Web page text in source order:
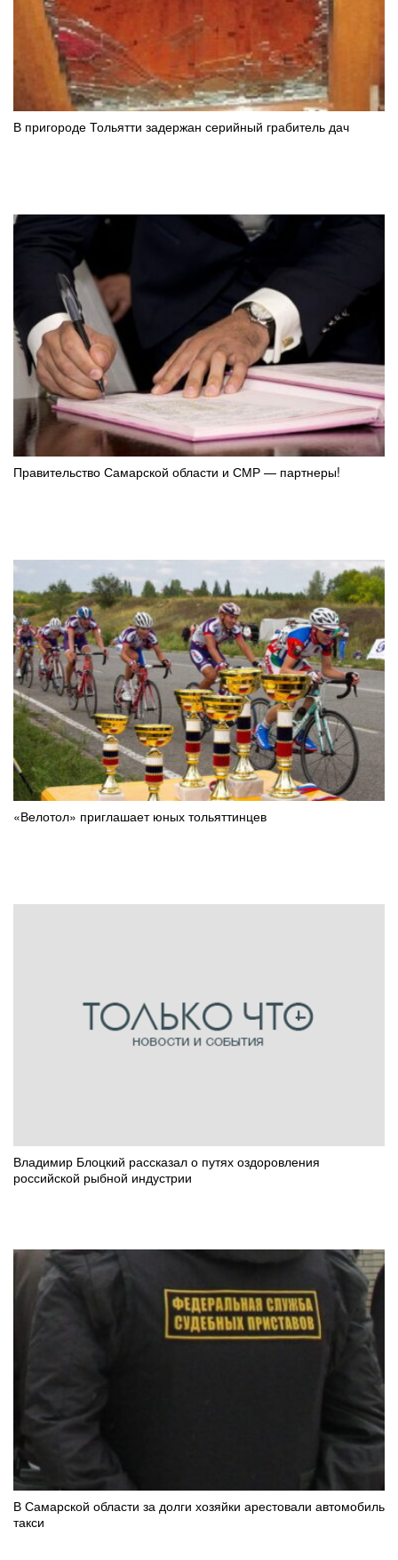
В пригороде Тольятти задержан серийный грабитель дач
Правительство Самарской области и СМР — партнеры!
«Велотол» приглашает юных тольяттинцев
Владимир Блоцкий рассказал о путях оздоровления
российской рыбной индустрии
В Самарской области за долги хозяйки арестовали автомобиль
такси